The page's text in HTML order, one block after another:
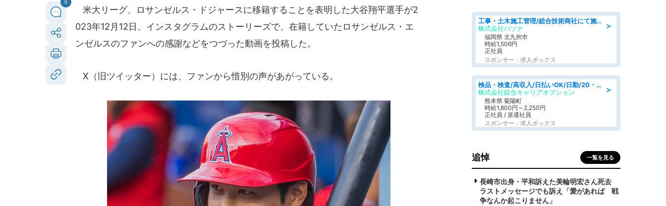
0
米大リーグ、ロサンゼルス・ドジャースに移籍することを表明した大谷翔平選手が2
023年12月12日、インスタグラムのストーリーズで、在籍していたロサンゼルス・エ
ンゼルスのファンへの感謝などをつづった動画を投稿した。
X（旧ツイッター）には、ファンから惜別の声があがっている。
＞
工事・土木施工管理/総合技術商社にて施工管理のお仕事/即日勤務可/車通勤可/工事・土木施工管理/生産・品質管理
株式会社パソナ
福岡県 北九州市
時給1,506円
正社員
スポンサー：求人ボックス
＞
検品・検査/高収入/日払いOK/日勤/20・30・40代活躍中/製造 工場
株式会社綜合キャリアオプション
熊本県 菊陽町
時給1,800円～2,250円
正社員 / 派遣社員
スポンサー：求人ボックス
追悼 一覧を見る
長崎市出身・平和訴えた美輪明宏さん死去
ラストメッセージでも訴え「愛があれば 戦
争なんか起こりません」